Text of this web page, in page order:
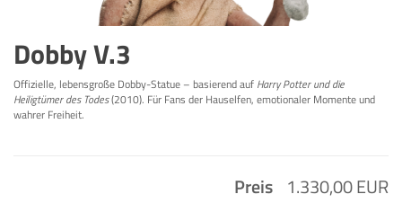
Dobby V.3
Offizielle, lebensgroße Dobby-Statue – basierend auf Harry Potter und die
Heiligtümer des Todes(2010). Für Fans der Hauselfen, emotionaler Momente und
wahrer Freiheit.
Preis 1.330,00 EUR